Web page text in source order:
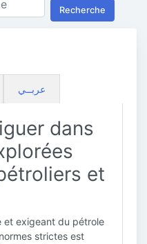
Recherche
عربــي
dans
et
et exigeant du pétrole
strictes est